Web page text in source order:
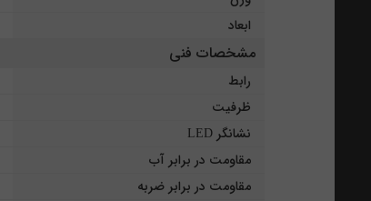
ابعاد
مشخصات فنی
رابط
ظرفیت
نشانگر LED
مقاومت در برابر آب
مقاومت در برابر ضربه